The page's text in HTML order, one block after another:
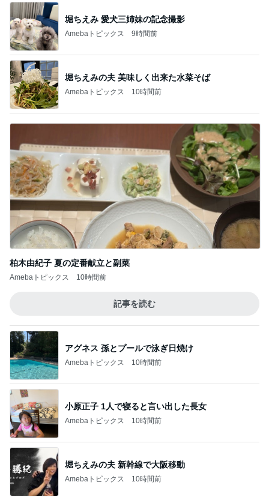
堀ちえみ 愛犬三姉妹の記念撮影
Amebaトピックス 9時間前
堀ちえみの夫 美味しく出来た水菜そば
Amebaトピックス 10時間前
柏木由紀子 夏の定番献立と副菜
Amebaトピックス 10時間前
記事を読む
アグネス 孫とプールで泳ぎ日焼け
Amebaトピックス 10時間前
小原正子 1人で寝ると言い出した長女
Amebaトピックス 10時間前
堀ちえみの夫 新幹線で大阪移動
Amebaトピックス 10時間前